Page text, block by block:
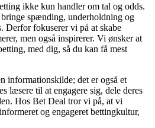
ikke kun handler om tal og odds.
spænding, underholdning og
Derfor fokuserer vi på at skabe
men også inspirerer. Vi ønsker at
med dig, så du kan få mest
informationskilde; det er også et
læsere til at engagere sig, dele deres
Hos Bet Deal tror vi på, at vi
og engageret bettingkultur,